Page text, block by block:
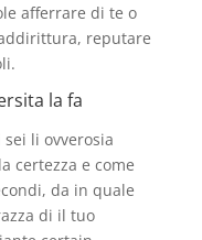
afferrare di te o
reputare
la fa
li ovverosia
certezza e come
da in quale
di il tuo